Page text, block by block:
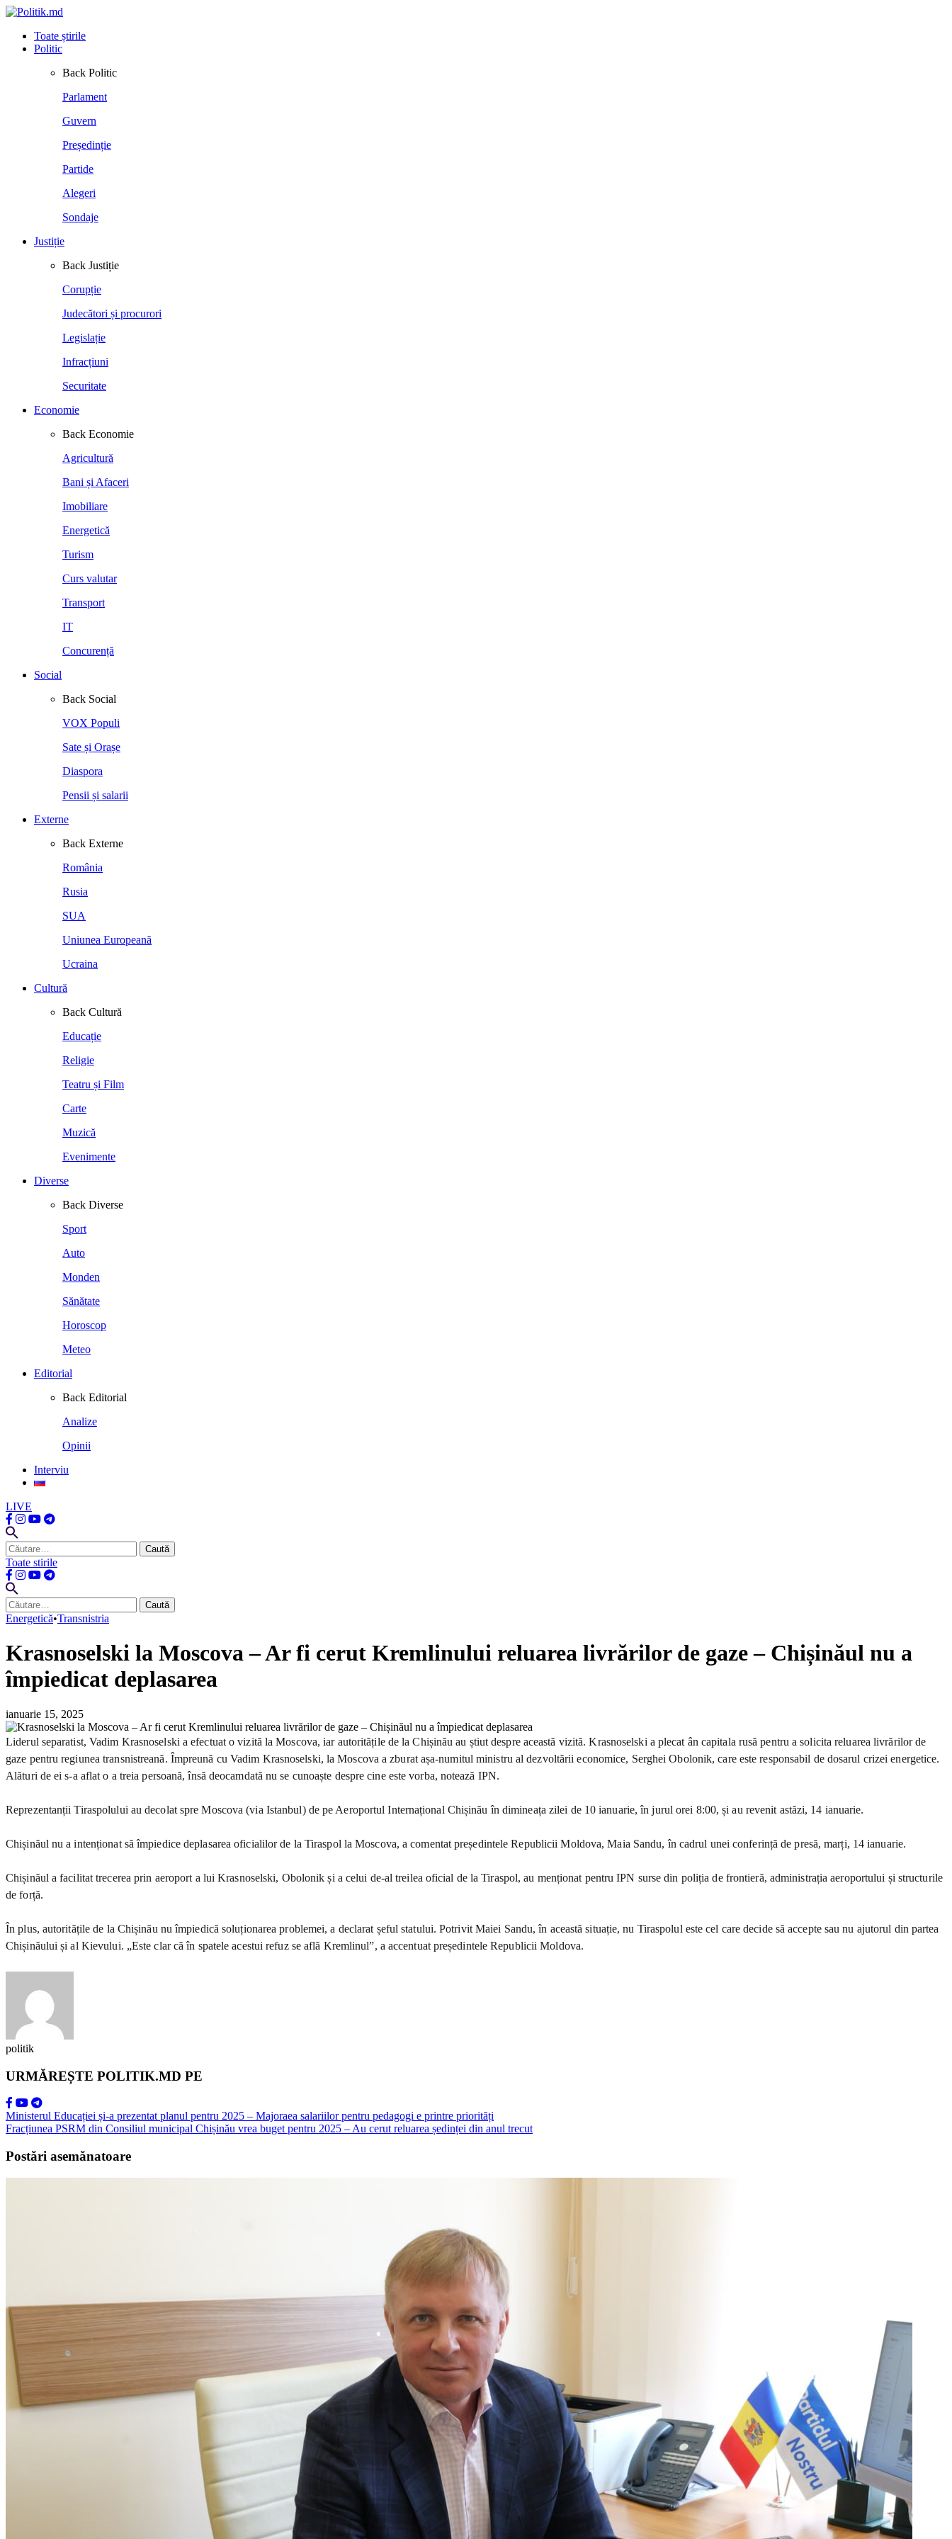
Toate știrile
Politic
Back Politic
Parlament
Guvern
Președinție
Partide
Alegeri
Sondaje
Justiție
Back Justiție
Corupție
Judecători și procurori
Legislație
Infracțiuni
Securitate
Economie
Back Economie
Agricultură
Bani și Afaceri
Imobiliare
Energetică
Turism
Curs valutar
Transport
IT
Concurență
Social
Back Social
VOX Populi
Sate și Orașe
Diaspora
Pensii și salarii
Externe
Back Externe
România
Rusia
SUA
Uniunea Europeană
Ucraina
Cultură
Back Cultură
Educație
Religie
Teatru și Film
Carte
Muzică
Evenimente
Diverse
Back Diverse
Sport
Auto
Monden
Sănătate
Horoscop
Meteo
Editorial
Back Editorial
Analize
Opinii
Interviu
LIVE
Caută
după:
Toate stirile
Caută
după:
Energetică•Transnistria
Krasnoselski la Moscova – Ar fi cerut Kremlinului reluarea livrărilor de gaze – Chișinăul nu a
împiedicat deplasarea
ianuarie 15, 2025
Liderul separatist, Vadim Krasnoselski a efectuat o vizită la Moscova, iar autoritățile de la Chișinău au știut despre această vizită. Krasnoselski a plecat ân capitala rusă pentru a solicita reluarea livrărilor de
gaze pentru regiunea transnistreană. Împreună cu Vadim Krasnoselski, la Moscova a zburat așa-numitul ministru al dezvoltării economice, Serghei Obolonik, care este responsabil de dosarul crizei energetice.
Alături de ei s-a aflat o a treia persoană, însă deocamdată nu se cunoaște despre cine este vorba, notează IPN.
Reprezentanții Tiraspolului au decolat spre Moscova (via Istanbul) de pe Aeroportul Internațional Chișinău în dimineața zilei de 10 ianuarie, în jurul orei 8:00, și au revenit astăzi, 14 ianuarie.
Chișinăul nu a intenționat să împiedice deplasarea oficialilor de la Tiraspol la Moscova, a comentat președintele Republicii Moldova, Maia Sandu, în cadrul unei conferință de presă, marți, 14 ianuarie.
Chișinăul a facilitat trecerea prin aeroport a lui Krasnoselski, Obolonik și a celui de-al treilea oficial de la Tiraspol, au menționat pentru IPN surse din poliția de frontieră, administrația aeroportului și structurile
de forță.
În plus, autoritățile de la Chișinău nu împiedică soluționarea problemei, a declarat șeful statului. Potrivit Maiei Sandu, în această situație, nu Tiraspolul este cel care decide să accepte sau nu ajutorul din partea
Chișinăului și al Kievului. „Este clar că în spatele acestui refuz se află Kremlinul”, a accentuat președintele Republicii Moldova.
politik
URMĂREȘTE POLITIK.MD PE
Ministerul Educației și-a prezentat planul pentru 2025 – Majoraea salariilor pentru pedagogi e printre priorități
Fracțiunea PSRM din Consiliul municipal Chișinău vrea buget pentru 2025 – Au cerut reluarea ședinței din anul trecut
Postări asemănatoare